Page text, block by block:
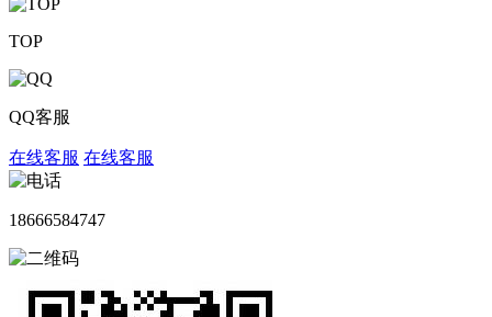
TOP
QQ客服
在线客服 在线客服
18666584747